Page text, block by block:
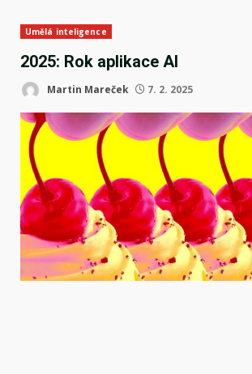
Umělá inteligence
2025: Rok aplikace AI
Martin Mareček 7. 2. 2025